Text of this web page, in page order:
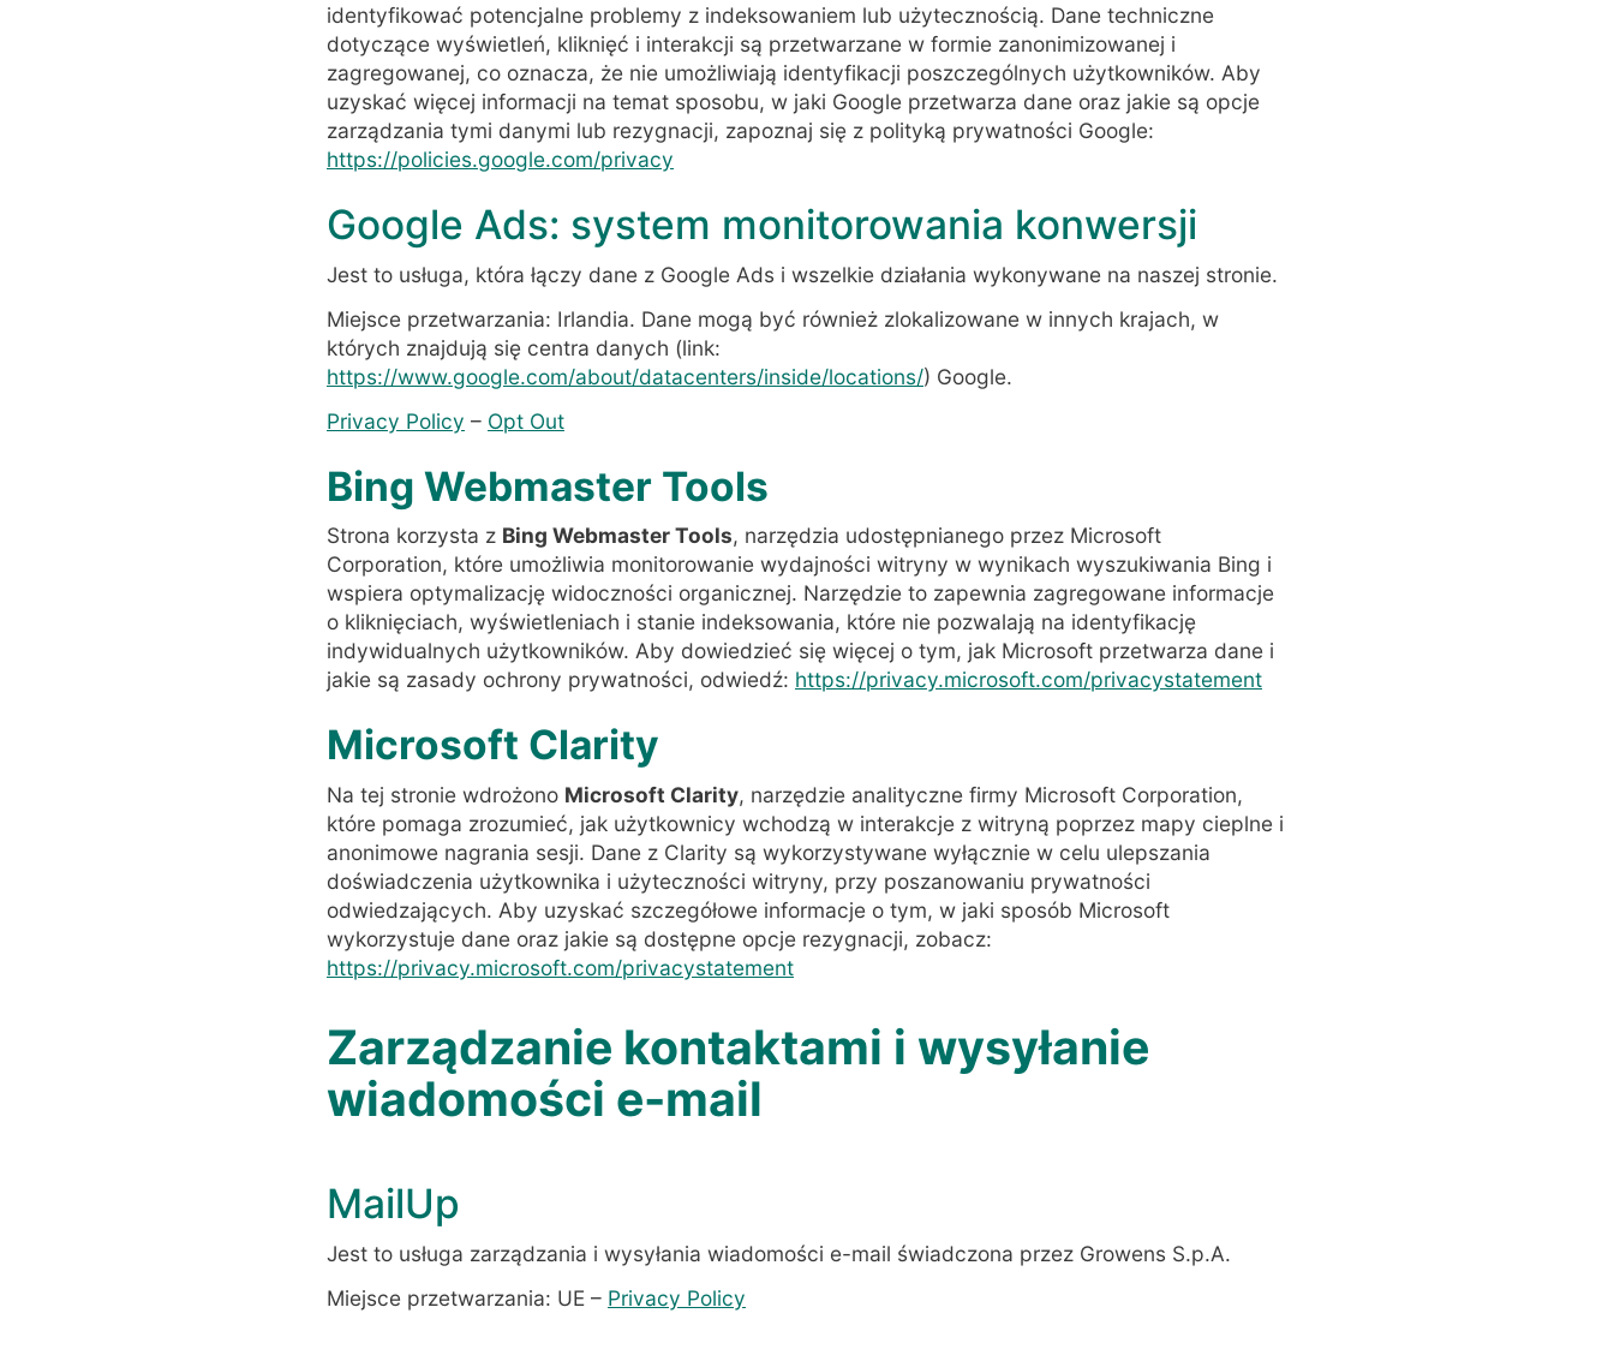
identyfikować potencjalne problemy z indeksowaniem lub użytecznością. Dane techniczne
dotyczące wyświetleń, kliknięć i interakcji są przetwarzane w formie zanonimizowanej i
zagregowanej, co oznacza, że nie umożliwiają identyfikacji poszczególnych użytkowników. Aby
uzyskać więcej informacji na temat sposobu, w jaki Google przetwarza dane oraz jakie są opcje
zarządzania tymi danymi lub rezygnacji, zapoznaj się z polityką prywatności Google:
https://policies.google.com/privacy
Google Ads: system monitorowania konwersji
Jest to usługa, która łączy dane z Google Ads i wszelkie działania wykonywane na naszej stronie.
Miejsce przetwarzania: Irlandia. Dane mogą być również zlokalizowane w innych krajach, w
których znajdują się centra danych (link:
https://www.google.com/about/datacenters/inside/locations/) Google.
Privacy Policy – Opt Out
Bing Webmaster Tools
Strona korzysta z Bing Webmaster Tools, narzędzia udostępnianego przez Microsoft
Corporation, które umożliwia monitorowanie wydajności witryny w wynikach wyszukiwania Bing i
wspiera optymalizację widoczności organicznej. Narzędzie to zapewnia zagregowane informacje
o kliknięciach, wyświetleniach i stanie indeksowania, które nie pozwalają na identyfikację
indywidualnych użytkowników. Aby dowiedzieć się więcej o tym, jak Microsoft przetwarza dane i
jakie są zasady ochrony prywatności, odwiedź: https://privacy.microsoft.com/privacystatement
Microsoft Clarity
Na tej stronie wdrożono Microsoft Clarity, narzędzie analityczne firmy Microsoft Corporation,
które pomaga zrozumieć, jak użytkownicy wchodzą w interakcje z witryną poprzez mapy cieplne i
anonimowe nagrania sesji. Dane z Clarity są wykorzystywane wyłącznie w celu ulepszania
doświadczenia użytkownika i użyteczności witryny, przy poszanowaniu prywatności
odwiedzających. Aby uzyskać szczegółowe informacje o tym, w jaki sposób Microsoft
wykorzystuje dane oraz jakie są dostępne opcje rezygnacji, zobacz:
https://privacy.microsoft.com/privacystatement
Zarządzanie kontaktami i wysyłanie
wiadomości e-mail
MailUp
Jest to usługa zarządzania i wysyłania wiadomości e-mail świadczona przez Growens S.p.A.
Miejsce przetwarzania: UE – Privacy Policy